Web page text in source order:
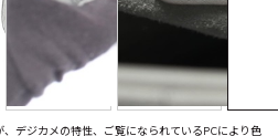
デジカメの特性、ご覧になられているPCにより色